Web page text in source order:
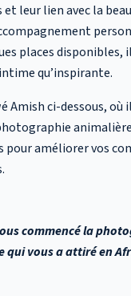
leur lien avec la
places disponibles,
qu’inspirante.
Amish ci-dessous, où
pour améliorer vos
commencé la
qui vous a attiré en